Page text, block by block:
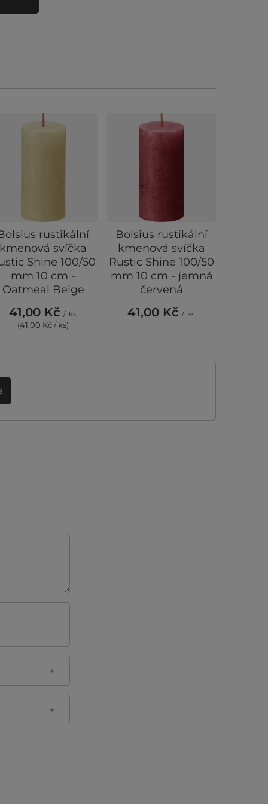
rustikální
kmenová svíčka
Shine 100/50
mm 10 cm -
Oatmeal Beige
41,00 Kč / ks.
(41,00 Kč / ks)
Bolsius rustikální
kmenová svíčka
Rustic Shine 100/50
mm 10 cm - jemná
červená
41,00 Kč / ks.